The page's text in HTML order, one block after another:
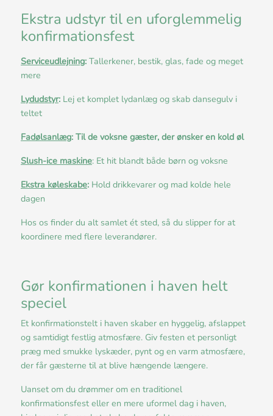
Ekstra udstyr til en uforglemmelig
konfirmationsfest
Serviceudlejning: Tallerkener, bestik, glas, fade og meget
mere
Lydudstyr: Lej et komplet lydanlæg og skab dansegulv i
teltet
Fadølsanlæg: Til de voksne gæster, der ønsker en kold øl
Slush-ice maskine: Et hit blandt både børn og voksne
Ekstra køleskabe: Hold drikkevarer og mad kolde hele
dagen
Hos os finder du alt samlet ét sted, så du slipper for at
koordinere med flere leverandører.
Gør konfirmationen i haven helt
speciel
Et konfirmationstelt i haven skaber en hyggelig, afslappet
og samtidigt festlig atmosfære. Giv festen et personligt
præg med smukke lyskæder, pynt og en varm atmosfære,
der får gæsterne til at blive hængende længere.
Uanset om du drømmer om en traditionel
konfirmationsfest eller en mere uformel dag i haven,